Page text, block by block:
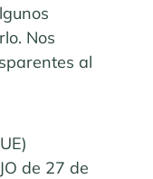
Nos
al
de 27 de